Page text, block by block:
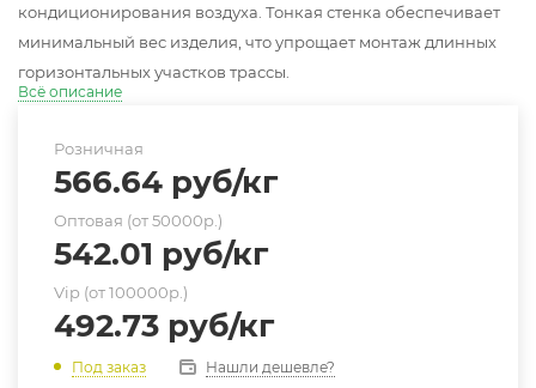
кондиционирования воздуха. Тонкая стенка обеспечивает
минимальный вес изделия, что упрощает монтаж длинных
горизонтальных участков трассы.
Всё описание
Розничная
566.64 руб/кг
Оптовая (от 50000р.)
542.01 руб/кг
Vip (от 100000р.)
492.73 руб/кг
Под заказ Нашли дешевле?